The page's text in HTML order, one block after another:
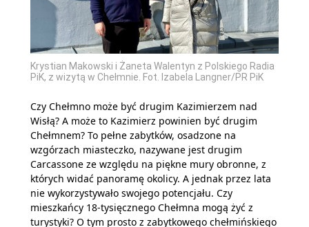
Krystian Makowski i Żaneta Walentyn z Polskiego Radia
PiK, z wizytą w Chełmnie. Fot. Izabela Langner/PR PiK
Czy Chełmno może być drugim Kazimierzem nad
Wisłą? A może to Kazimierz powinien być drugim
Chełmnem? To pełne zabytków, osadzone na
wzgórzach miasteczko, nazywane jest drugim
Carcassone ze względu na piękne mury obronne, z
których widać panoramę okolicy. A jednak przez lata
nie wykorzystywało swojego potencjału. Czy
mieszkańcy 18-tysięcznego Chełmna mogą żyć z
turystyki? O tym prosto z zabytkowego chełmińskiego